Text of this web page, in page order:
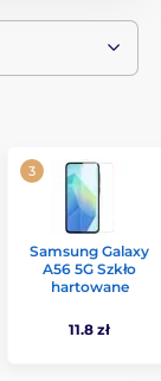
Samsung Galaxy
A56 5G Szkło
hartowane
11.8 zł